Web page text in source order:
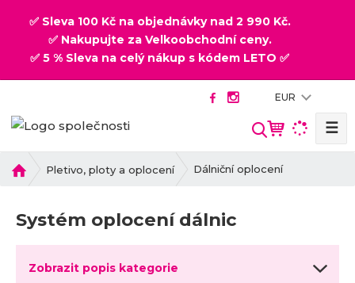
✅ Sleva 100 Kč na objednávky nad 2 990 Kč.
✅ Nakupujte za Velkoobchodní ceny.
✅ 5 % Sleva na celý nákup s kódem LETO ✅
EUR
V
h
a
☰
v
d
s
Pletivo, ploty a oplocení Dálniční oplocení
Systém oplocení dálnic
Zobrazit popis kategorie